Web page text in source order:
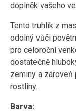
doplněk vašeho
Tento truhlík z
odolný vůči
pro celoroční
dostatečně
zeminy a
rostliny.
Barva: